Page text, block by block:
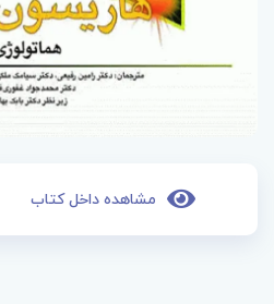
مشاهده داخل کتاب